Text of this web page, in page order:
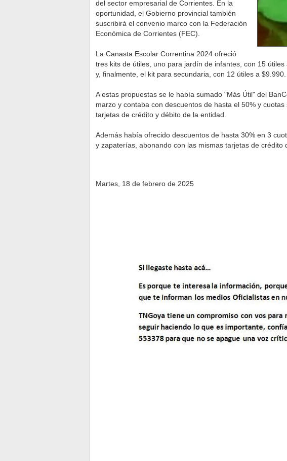
del sector empresarial de Corrientes. En la
oportunidad, el Gobierno provincial también
suscribirá el convenio marco con la Federación
Económica de Corrientes (FEC).
La Canasta Escolar Correntina 2024 ofreció
tres kits de útiles, uno para jardín de infantes, con 15
y, finalmente, el kit para secundaria, con 12 útiles a $9.990.
A estas propuestas se le había sumado "Más Útil" del
marzo y contaba con descuentos de hasta el 50% y
tarjetas de crédito y débito de la entidad.
Además había ofrecido descuentos de hasta 30% en 3
y zapaterías, abonando con las mismas tarjetas de crédito
Martes, 18 de febrero de 2025